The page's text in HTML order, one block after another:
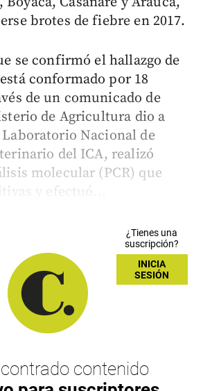
brotes de fiebre en 2017.
se confirmó el hallazgo de
conformado por 18
de un comunicado de
de Agricultura dio a
Nacional de
del ICA, realizó
molecular (PCR) que
y efectuó...
¿Tienes una
suscripción?
INICIA
SESIÓN
contenido